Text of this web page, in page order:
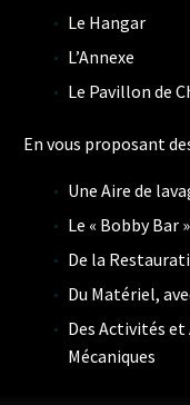
Le Hangar
L’Annexe
Le Pavillon de
En vous proposant
Une Aire de
Le « Bobby Bar »
De la
Du Matériel,
Des Activités
Mécaniques